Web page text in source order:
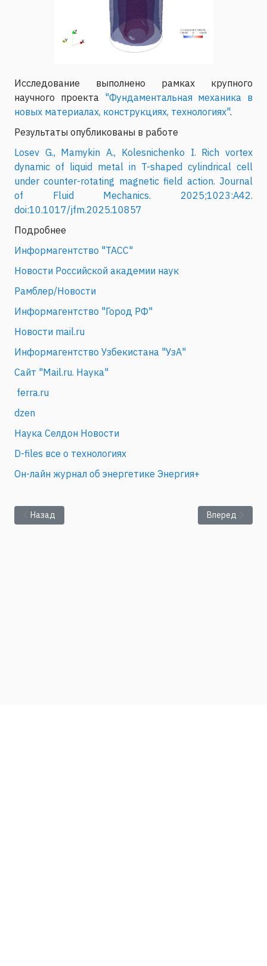
Исследование выполнено рамках крупного
научного проекта "Фундаментальная механика в
новых материалах, конструкциях, технологиях".
Результаты опубликованы в работе
Losev G., Mamykin A., Kolesnichenko I. Rich vortex
dynamic of liquid metal in T-shaped cylindrical cell
under counter-rotating magnetic field action. Journal
of Fluid Mechanics. 2025;1023:A42.
doi:10.1017/jfm.2025.10857
Подробнее
Информагентство "ТАСС"
Новости Российской академии наук
Рамблер/Новости
Информагентство "Город РФ"
Новости mail.ru
Информагентство Узбекистана "УзА"
Сайт "Mail.ru. Наука"
ferra.ru
dzen
Наука Селдон Новости
D-files все о технологиях
Он-лайн журнал об энергетике Энергия+
Предыдущий: Механика будущего
Назад Следующий:
Вперед